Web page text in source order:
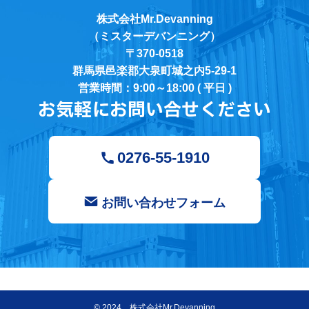
株式会社Mr.Devanning
（ミスターデバンニング）
〒370-0518
群馬県邑楽郡大泉町城之内5-29-1
営業時間：9:00～18:00 ( 平日 )
お気軽にお問い合せください
0276-55-1910
お問い合わせフォーム